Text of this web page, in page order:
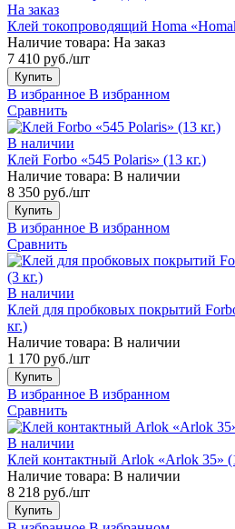
На заказ
Клей токопроводящий Homa
Наличие товара: На заказ
7 410 руб./шт
Купить
В избранное В избранном
Сравнить
В наличии
Клей Forbo «545 Polaris» (13 кг.)
Наличие товара: В наличии
8 350 руб./шт
Купить
В избранное В избранном
Сравнить
В наличии
Клей для пробковых покрытий
кг.)
Наличие товара: В наличии
1 170 руб./шт
Купить
В избранное В избранном
Сравнить
В наличии
Клей контактный Arlok «Arlok 35»
Наличие товара: В наличии
8 218 руб./шт
Купить